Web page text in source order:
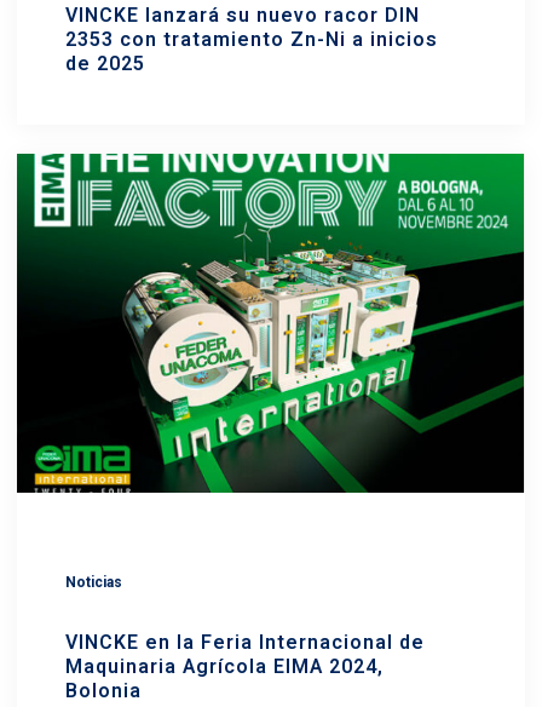
VINCKE lanzará su nuevo racor DIN
2353 con tratamiento Zn-Ni a inicios
de 2025
Noticias
VINCKE en la Feria Internacional de
Maquinaria Agrícola EIMA 2024,
Bolonia